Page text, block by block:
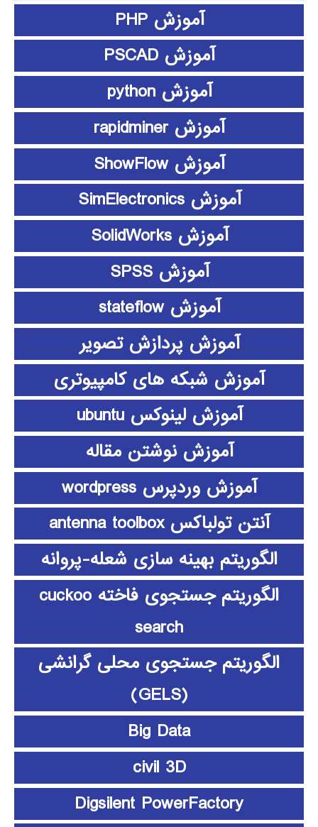
آموزش PHP
آموزش PSCAD
آموزش python
آموزش rapidminer
آموزش ShowFlow
آموزش SimElectronics
آموزش SolidWorks
آموزش SPSS
آموزش stateflow
آموزش پردازش تصویر
آموزش شبکه های کامپیوتری
آموزش لینوکس ubuntu
آموزش نوشتن مقاله
آموزش وردپرس wordpress
آنتن تولباکس antenna toolbox
الگوریتم بهینه سازی شعله-پروانه
الگوریتم جستجوی فاخته cuckoo
search
الگوریتم جستجوی محلی گرانشی
(GELS)
Big Data
civil 3D
Digsilent PowerFactory